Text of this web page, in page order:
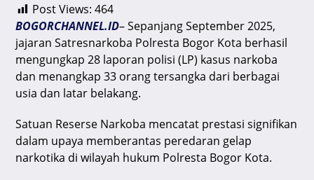
at
s
A
p
c
e
b
o
k
e
gr
a
m
ai
l
e
a
d
s
Post Views: 464
BOGORCHANNEL.ID– Sepanjang September 2025,
jajaran Satresnarkoba Polresta Bogor Kota berhasil
mengungkap 28 laporan polisi (LP) kasus narkoba
dan menangkap 33 orang tersangka dari berbagai
usia dan latar belakang.
Satuan Reserse Narkoba mencatat prestasi signifikan
dalam upaya memberantas peredaran gelap
narkotika di wilayah hukum Polresta Bogor Kota.